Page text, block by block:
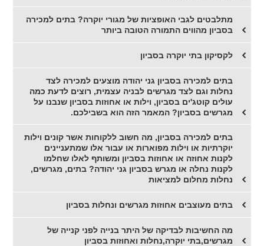
מתלבטים לגבי האופציות של מגורי יוקרה? בתים למכירה
בסביון מהווים התמורה הטובה ביותר
לקסיקון בתי יוקרה בסביון
בתים למכירה בסביון גני יהודה מוצעים למכירה לצד
נחלות וגם לצד מגרשים לבניה עצמית, רוצים לדעת כמה
עולים קוטג'ים בסביון, וילות או אחוזות בסביון שנבנו על
מגרשים בסביון? המאמר הזה הוא בשבילכם.
בתים למכירה בסביון, מה חשוב ללקוחות אשר קונים וילות
יוקרתיות או וילות מפוארות או עבור אלו שמתעניינים
לקנות אחוזה או אחוזות בסביון ומשותף לאלו שחלמו
לקנות נחלה או מגרש בסביון גני יהודה? בתים, מגרשים,
נחלות מחלום למציאות
בתים מעוצבים אחוזות מגרשים ונחלות בסביון
מה החשיבות לבדיקה של היתר בנייה לפני קנייה של
מגרשים,בתי יוקרה,נחלות ואחוזות בסביון